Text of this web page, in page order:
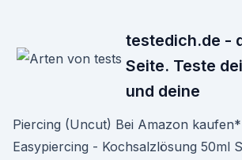
testedich.de -
Seite. Teste
und deine
Piercing (Uncut) Bei Amazon
Easypiercing - Kochsalzlösung 50ml